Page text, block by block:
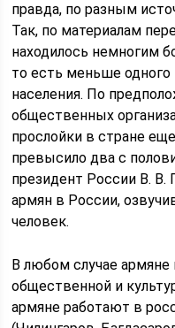
правда, по разным
Так, по материалам
находилось немногим
то есть меньше одного
населения. По
общественных
прослойки в стране
превысило два с
президент России В. В.
армян в России,
человек.
В любом случае
общественной и
армяне работают в